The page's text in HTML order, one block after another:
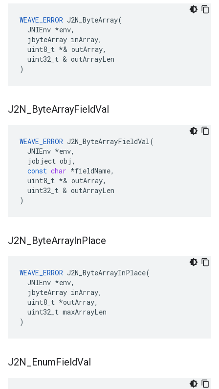
WEAVE_ERROR J2N_ByteArray(
  JNIEnv
*env,
  jbyteArray inArray,
  uint8_t *
& outArray,
  uint32_t & outArrayLen
)
J2N ByteArrayFieldVal
WEAVE_ERROR J2N_ByteArrayFieldVal(
JNIEnv *env,
jobject obj ,
const char *fieldName,
uint8_t *& outArray,
uint32_t & outArrayLen
)
J2N ByteArrayInPlace
WEAVE_ERROR J2N_ByteArrayInPlace(
  JNIEnv *env,
  jbyteArray inArray,
  uint8_t *outArray,
  uint32_t maxArrayLen
)
J2N EnumFieldVal